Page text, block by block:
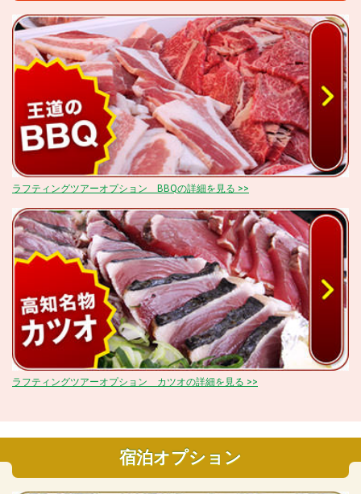
ラフティングツアーオプション BBQの詳細を見る >>
ラフティングツアーオプション カツオの詳細を見る >>
宿泊オプション